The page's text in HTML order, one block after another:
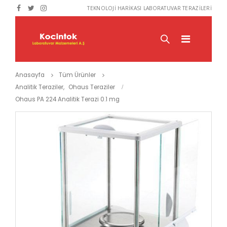
TEKNOLOJİ HARİKASI LABORATUVAR TERAZİLERİ
Anasayfa
Tüm Ürünler
Analitik Teraziler, Ohaus Teraziler
Ohaus PA 224 Analitik Terazi 0.1 mg